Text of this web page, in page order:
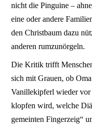
nicht die Pinguine –
eine oder andere
den Christbaum dazu
anderen rumzunörgeln.
Die Kritik trifft
sich mit Grauen, ob
Vanillekipferl wieder vor
klopfen wird, welche
gemeinten Fingerzeig“